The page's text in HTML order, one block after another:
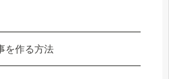
を作る方法